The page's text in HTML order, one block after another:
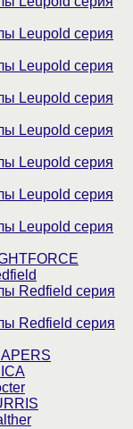
Leupold серия
Leupold серия
Leupold серия
Leupold серия
Leupold серия
Leupold серия
Leupold серия
Redfield серия
Redfield серия